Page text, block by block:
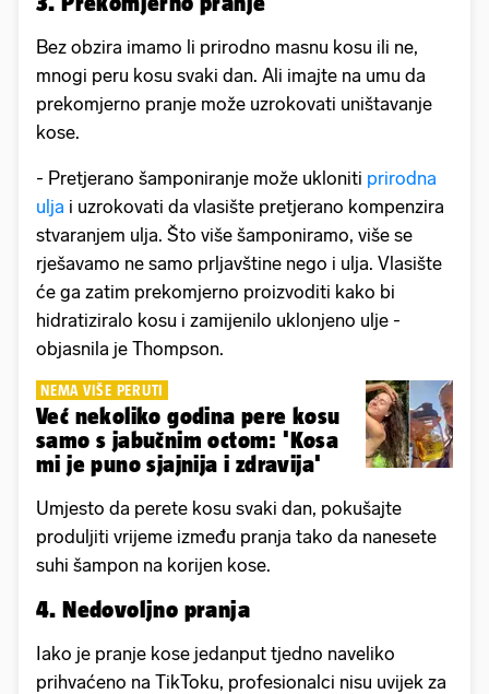
Bez obzira imamo li prirodno masnu kosu ili ne,
mnogi peru kosu svaki dan. Ali imajte na umu da
prekomjerno pranje može uzrokovati uništavanje
kose.
- Pretjerano šamponiranje može ukloniti prirodna
ulja i uzrokovati da vlasište pretjerano kompenzira
stvaranjem ulja. Što više šamponiramo, više se
rješavamo ne samo prljavštine nego i ulja. Vlasište
će ga zatim prekomjerno proizvoditi kako bi
hidratiziralo kosu i zamijenilo uklonjeno ulje -
objasnila je Thompson.
NEMA VIŠE PERUTI
Već nekoliko godina pere kosu
samo s jabučnim octom: 'Kosa
mi je puno sjajnija i zdravija'
Umjesto da perete kosu svaki dan, pokušajte
produljiti vrijeme između pranja tako da nanesete
suhi šampon na korijen kose.
4. Nedovoljno pranja
Iako je pranje kose jedanput tjedno naveliko
prihvaćeno na TikToku, profesionalci nisu uvijek za